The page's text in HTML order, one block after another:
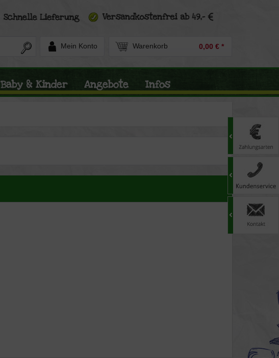
Mein Konto Warenkorb 0,00 € *
Baby & Kinder Angebote Infos